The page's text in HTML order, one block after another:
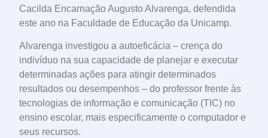
Cacilda Encarnação Augusto Alvarenga, defendida
este ano na Faculdade de Educação da Unicamp.
Alvarenga investigou a autoeficácia – crença do
indivíduo na sua capacidade de planejar e executar
determinadas ações para atingir determinados
resultados ou desempenhos – do professor frente às
tecnologias de informação e comunicação (TIC) no
ensino escolar, mais especificamente o computador e
seus recursos.